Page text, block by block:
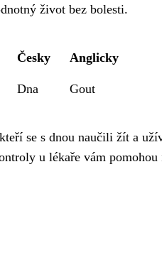
život bez bolesti.
Česky Anglicky
Dna Gout
se s dnou naučili žít a
u lékaře vám